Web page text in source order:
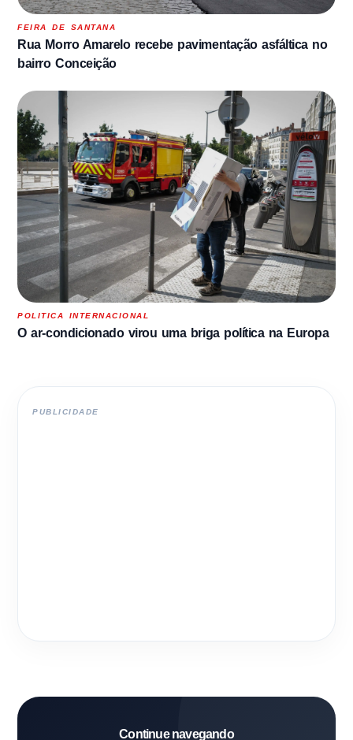
FEIRA DE SANTANA
Rua Morro Amarelo recebe pavimentação asfáltica no
bairro Conceição
POLITICA INTERNACIONAL
O ar-condicionado virou uma briga política na Europa
PUBLICIDADE
Continue navegando